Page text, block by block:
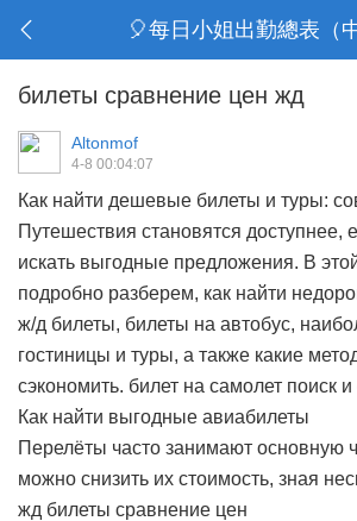
🎈每日小姐出勤總表（
билеты сравнение цен жд
Altonmof
4-8 00:04:07
Как найти дешевые билеты и туры:
Путешествия становятся доступнее,
искать выгодные предложения. В
подробно разберем, как найти
ж/д билеты, билеты на автобус,
гостиницы и туры, а также какие
сэкономить. билет на самолет поиск
Как найти выгодные авиабилеты
Перелёты часто занимают основную
можно снизить их стоимость, зная
жд билеты сравнение цен